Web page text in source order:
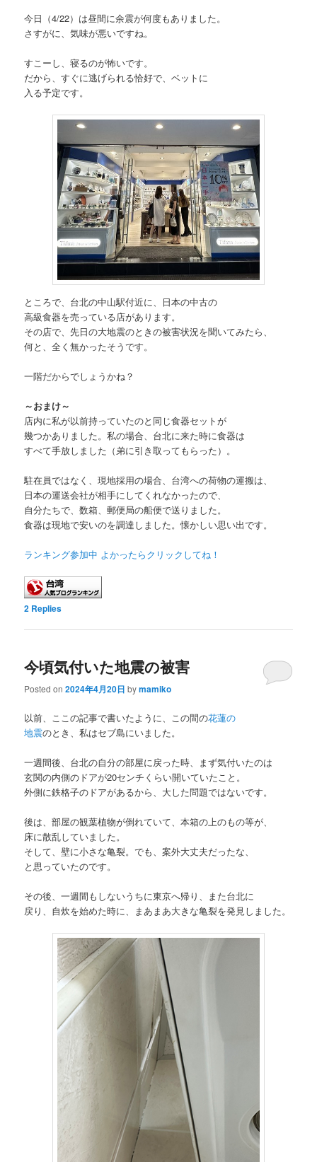
今日（4/22）は昼間に余震が何度もありました。
さすがに、気味が悪いですね。
すこーし、寝るのが怖いです。
だから、すぐに逃げられる恰好で、ベットに
入る予定です。
ところで、台北の中山駅付近に、日本の中古の
高級食器を売っている店があります。
その店で、先日の大地震のときの被害状況を聞いてみたら、
何と、全く無かったそうです。
一階だからでしょうかね？
～おまけ～
店内に私が以前持っていたのと同じ食器セットが
幾つかありました。私の場合、台北に来た時に食器は
すべて手放しました（弟に引き取ってもらった）。
駐在員ではなく、現地採用の場合、台湾への荷物の運搬は、
日本の運送会社が相手にしてくれなかったので、
自分たちで、数箱、郵便局の船便で送りました。
食器は現地で安いのを調達しました。懐かしい思い出です。
ランキング参加中 よかったらクリックしてね！
2 Replies
今頃気付いた地震の被害
Posted on2024年4月20日 bymamiko
以前、ここの記事で書いたように、この間の花蓮の
地震のとき、私はセブ島にいました。
一週間後、台北の自分の部屋に戻った時、まず気付いたのは
玄関の内側のドアが20センチくらい開いていたこと。
外側に鉄格子のドアがあるから、大した問題ではないです。
後は、部屋の観葉植物が倒れていて、本箱の上のもの等が、
床に散乱していました。
そして、壁に小さな亀裂。でも、案外大丈夫だったな、
と思っていたのです。
その後、一週間もしないうちに東京へ帰り、また台北に
戻り、自炊を始めた時に、まあまあ大きな亀裂を発見しました。